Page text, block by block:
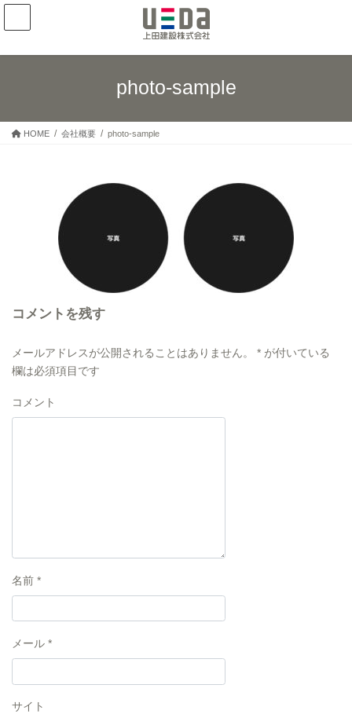
コ
ン
キ
ナ
ー
に
photo-sample
HOME 会社概要 photo-sample
コメントを残す
メールアドレスが公開されることはありません。 * が付いている
欄は必須項目です
コメント
名前 *
メール *
サイト